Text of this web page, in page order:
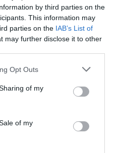
by third parties on the
This information may
parties on the IAB’s List of
may further disclose it to other
uses one or more Google
behaviour. You may click to
and its third-party tags to
purposes in below Google
Opt Outs
of my
of my
meg
a Pató Pál úr féle hozzáállás
káoszhoz vezethet rövid